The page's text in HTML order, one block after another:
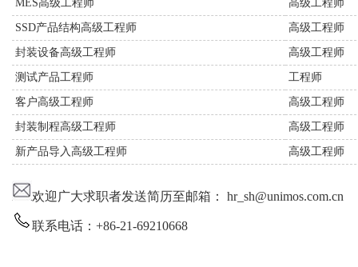
MES高级工程师 高级工程师
SSD产品结构高级工程师 高级工程师
封装设备高级工程师 高级工程师
测试产品工程师 工程师
客户高级工程师 高级工程师
封装制程高级工程师 高级工程师
新产品导入高级工程师 高级工程师
欢迎广大求职者发送简历至邮箱： hr_sh@unimos.com.cn
联系电话： +86-21-69210668